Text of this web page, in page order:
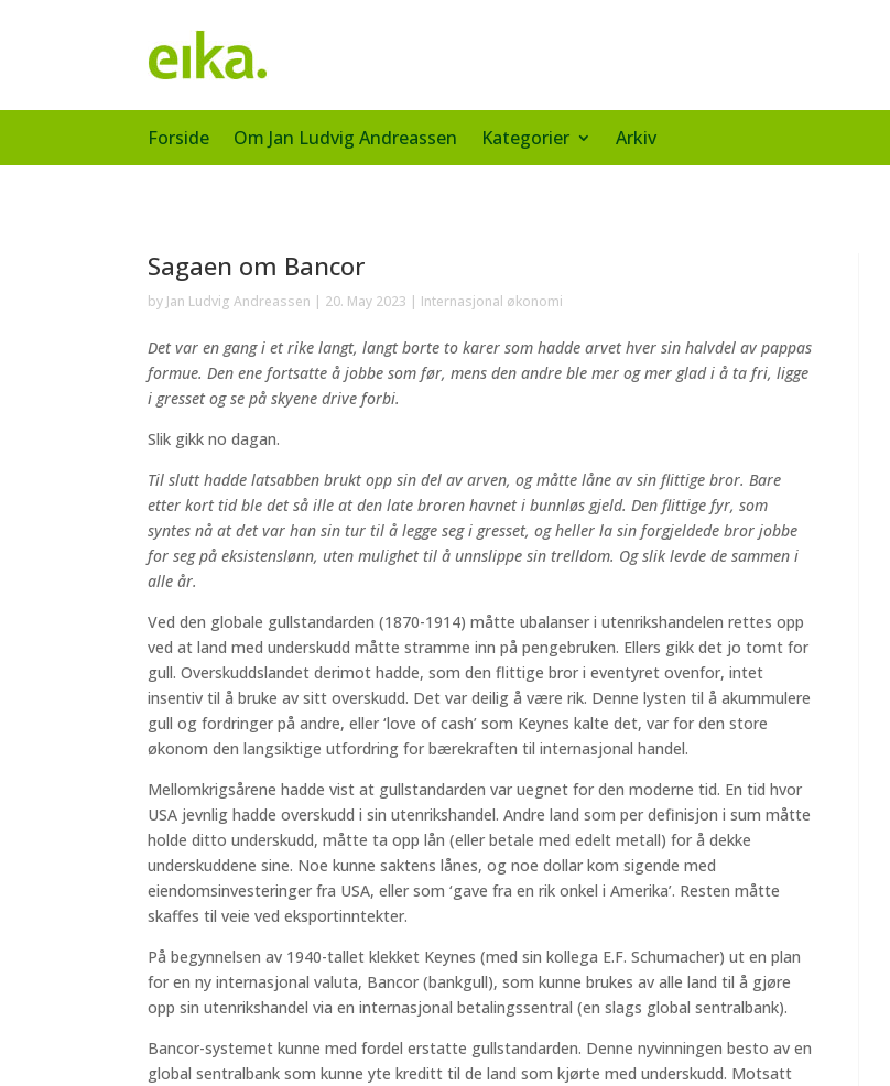
Forside Om Jan Ludvig Andreassen Kategorier Arkiv
Sagaen om Bancor
by Jan Ludvig Andreassen | 20. May 2023 | Internasjonal økonomi
Det var en gang i et rike langt, langt borte to karer som hadde arvet hver sin halvdel av pappas
formue. Den ene fortsatte å jobbe som før, mens den andre ble mer og mer glad i å ta fri, ligge
i gresset og se på skyene drive forbi.
Slik gikk no dagan.
Til slutt hadde latsabben brukt opp sin del av arven, og måtte låne av sin flittige bror. Bare
etter kort tid ble det så ille at den late broren havnet i bunnløs gjeld. Den flittige fyr, som
syntes nå at det var han sin tur til å legge seg i gresset, og heller la sin forgjeldede bror jobbe
for seg på eksistenslønn, uten mulighet til å unnslippe sin trelldom. Og slik levde de sammen i
alle år.
Ved den globale gullstandarden (1870-1914) måtte ubalanser i utenrikshandelen rettes opp
ved at land med underskudd måtte stramme inn på pengebruken. Ellers gikk det jo tomt for
gull. Overskuddslandet derimot hadde, som den flittige bror i eventyret ovenfor, intet
insentiv til å bruke av sitt overskudd. Det var deilig å være rik. Denne lysten til å akummulere
gull og fordringer på andre, eller ‘love of cash’ som Keynes kalte det, var for den store
økonom den langsiktige utfordring for bærekraften til internasjonal handel.
Mellomkrigsårene hadde vist at gullstandarden var uegnet for den moderne tid. En tid hvor
USA jevnlig hadde overskudd i sin utenrikshandel. Andre land som per definisjon i sum måtte
holde ditto underskudd, måtte ta opp lån (eller betale med edelt metall) for å dekke
underskuddene sine. Noe kunne saktens lånes, og noe dollar kom sigende med
eiendomsinvesteringer fra USA, eller som ‘gave fra en rik onkel i Amerika’. Resten måtte
skaffes til veie ved eksportinntekter.
På begynnelsen av 1940-tallet klekket Keynes (med sin kollega E.F. Schumacher) ut en plan
for en ny internasjonal valuta, Bancor (bankgull), som kunne brukes av alle land til å gjøre
opp sin utenrikshandel via en internasjonal betalingssentral (en slags global sentralbank).
Bancor-systemet kunne med fordel erstatte gullstandarden. Denne nyvinningen besto av en
global sentralbank som kunne yte kreditt til de land som kjørte med underskudd. Motsatt